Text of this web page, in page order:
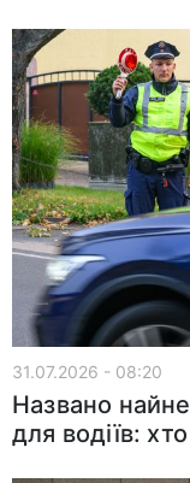
31.07.2026 - 08:20
Названо
для водіїв: